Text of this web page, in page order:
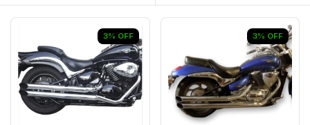
3% OFF 3% OFF